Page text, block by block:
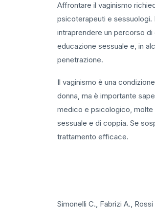
Affrontare il vaginismo
psicoterapeuti e sessuologi.
intraprendere un percorso
educazione sessuale e, in
penetrazione.
Il vaginismo è una
donna, ma è importante
medico e psicologico, molte
sessuale e di coppia. Se
trattamento efficace.
Simonelli C., Fabrizi A.,